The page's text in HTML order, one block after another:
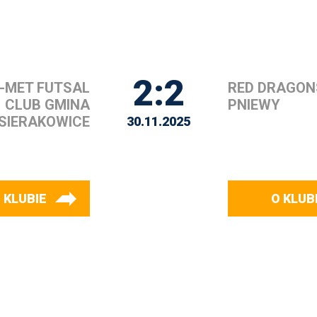
MET FUTSAL
CLUB GMINA
KLUBIE
2:2
30.11.2025
RED
PNIEWY
O